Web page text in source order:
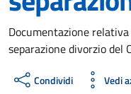
Dettagli del
Documentazione
separazione divorzio del
Condividi Vedi